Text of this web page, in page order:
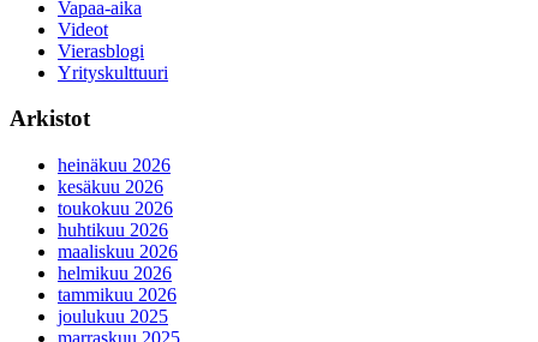
Vapaa-aika
Videot
Vierasblogi
Yrityskulttuuri
Arkistot
heinäkuu 2026
kesäkuu 2026
toukokuu 2026
huhtikuu 2026
maaliskuu 2026
helmikuu 2026
tammikuu 2026
joulukuu 2025